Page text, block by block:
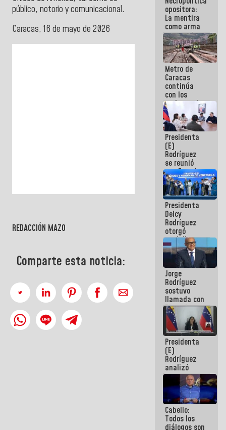
público, notorio y comunicacional.
Caracas, 16 de mayo de 2026
REDACCIÓN MAZO
Comparte esta noticia:
opositora:
La mentira
como arma
contra el
Pueblo
Metro de
Caracas
continúa
con los
trabajos de
mantenimiento
e inspección
en la Línea 2
Presidenta
(E)
Rodríguez
se reunió
con Estado
Mayor
Eléctrico
para
abordar
planes de
acción
Presidenta
Delcy
Rodríguez
otorgó
medalla
"Héroe de
Venezuela"
a servidores
públicos
Jorge
Rodríguez
sostuvo
llamada con
Dinorah
Figuera y
acuerdan
primer
encuentro
presencial
para el
diálogo
Presidenta
(E)
Rodríguez
analizó
junto a
gobernadores
planes de
recuperación
del Sistema
Eléctrico
Cabello:
Todos los
diálogos son